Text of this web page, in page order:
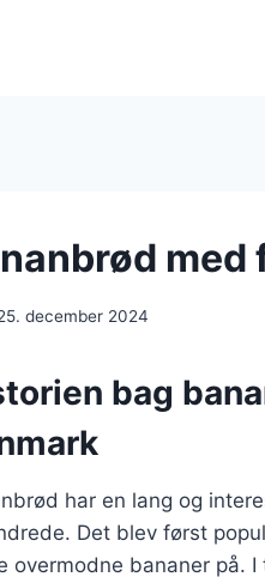
med
december 2024
bag
har en lang og
Det blev først
overmodne bananer på.